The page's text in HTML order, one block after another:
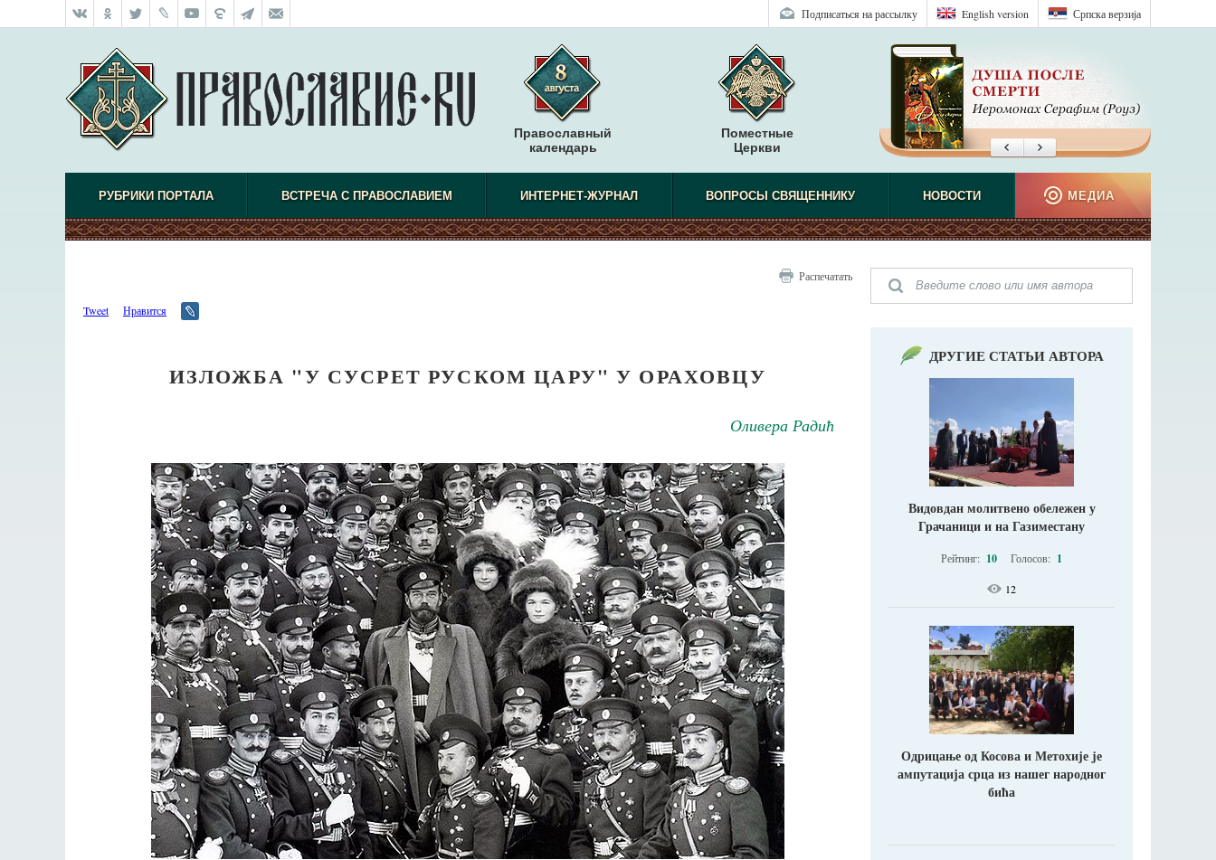
Српска верзиjа
English version
Подписаться на рассылку
Православный
календарь
Поместные
Церкви
РУБРИКИ ПОРТАЛА ВСТРЕЧА С ПРАВОСЛАВИЕМ ИНТЕРНЕТ-ЖУРНАЛ ВОПРОСЫ СВЯЩЕННИКУ НОВОСТИ МЕДИА
Распечатать
Tweet Нравится
ИЗЛОЖБА "У СУСРЕТ РУСКОМ ЦАРУ" У ОРАХОВЦУ
Оливера Радић
ДРУГИЕ СТАТЬИ АВТОРА
Видовдан молитвено обележен у
Грачаници и на Газиместану
Рейтинг: 10 Голосов: 1
12
Одрицање од Косова и Метохије jе
ампутација срца из нашег народног
бића